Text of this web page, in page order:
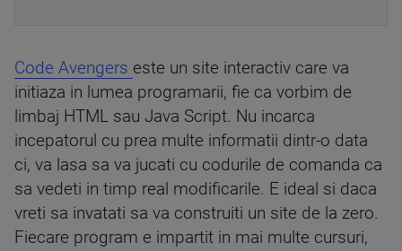
Code Avengers este un site interactiv care va
initiaza in lumea programarii, fie ca vorbim de
limbaj HTML sau Java Script. Nu incarca
incepatorul cu prea multe informatii dintr-o data
ci, va lasa sa va jucati cu codurile de comanda ca
sa vedeti in timp real modificarile. E ideal si daca
vreti sa invatati sa va construiti un site de la zero.
Fiecare program e impartit in mai multe cursuri,